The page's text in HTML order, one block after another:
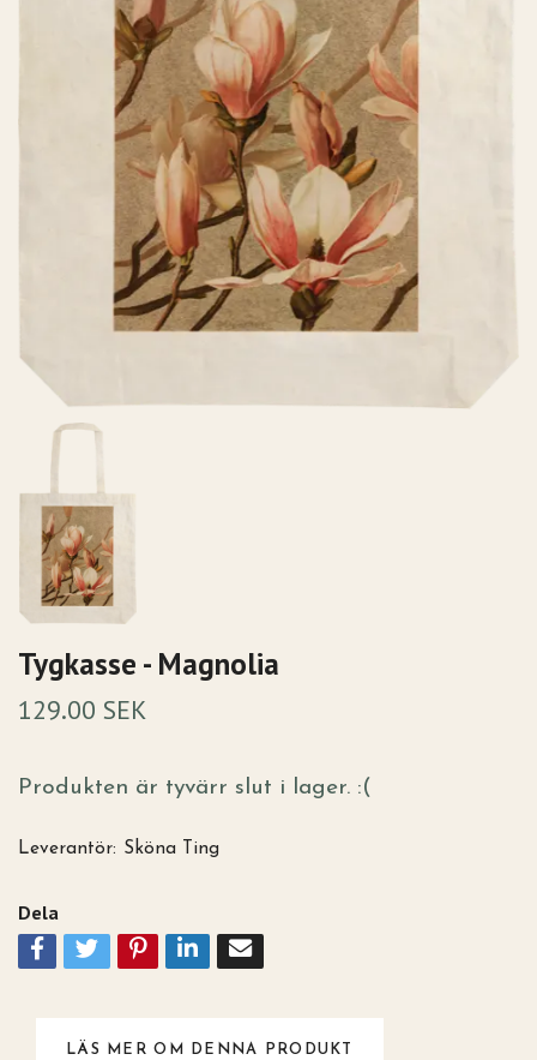
Tygkasse - Magnolia
129.00 SEK
Produkten är tyvärr slut i lager. :(
Leverantör: Sköna Ting
Dela
LÄS MER OM DENNA PRODUKT